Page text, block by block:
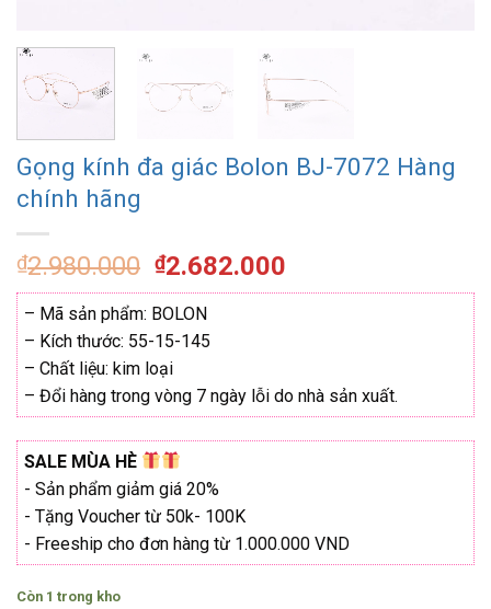
Gọng kính đa giác Bolon BJ-7072 Hàng
chính hãng
₫2.980.000 Giá
gốc
là:
₫2.980.000.
₫2.682.000
hiện
– Mã sản phẩm: BOLON
– Kích thước: 55-15-145
– Chất liệu: kim loại
– Đổi hàng trong vòng 7 ngày lỗi do nhà sản xuất.
SALE MÙA HÈ
- Sản phẩm giảm giá 20%
- Tặng Voucher từ 50k- 100K
- Freeship cho đơn hàng từ 1.000.000 VND
Còn 1 trong kho